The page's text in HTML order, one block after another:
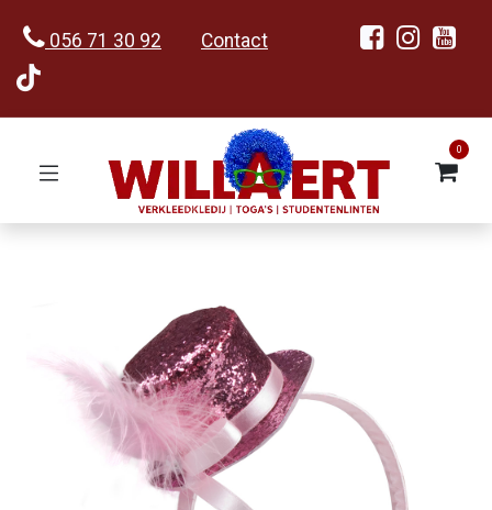
056 71 30 92 Contact
0